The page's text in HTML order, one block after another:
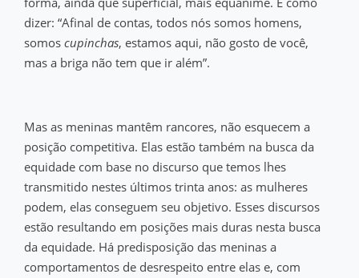
dizer: “Afinal de contas, todos nós somos homens,
somos cupinchas, estamos aqui, não gosto de você,
mas a briga não tem que ir além”.
Mas as meninas mantêm rancores, não esquecem a
posição competitiva. Elas estão também na busca da
equidade com base no discurso que temos lhes
transmitido nestes últimos trinta anos: as mulheres
podem, elas conseguem seu objetivo. Esses discursos
estão resultando em posições mais duras nesta busca
da equidade. Há predisposição das meninas a
comportamentos de desrespeito entre elas e, com